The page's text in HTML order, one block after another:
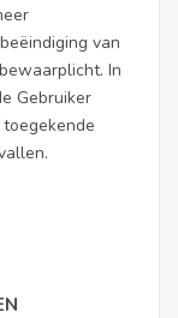
van
In
Gebruiker